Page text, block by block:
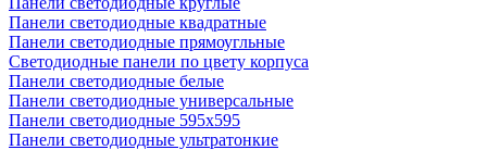
Панели светодиодные квадратные
Панели светодиодные прямоугльные
Светодиодные панели по цвету корпуса
Панели светодиодные белые
Панели светодиодные универсальные
Панели светодиодные 595х595
Панели светодиодные ультратонкие